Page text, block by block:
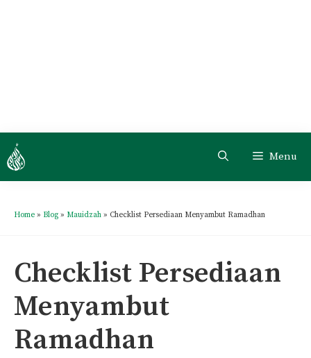
Menu
Home » Blog » Mauidzah » Checklist Persediaan Menyambut Ramadhan
Checklist Persediaan
Menyambut
Ramadhan